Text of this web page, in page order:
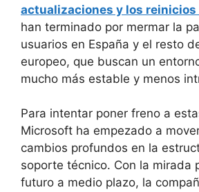
actualizaciones y los reinicios
han terminado por mermar la
usuarios en España y el resto
europeo, que buscan un
mucho más estable y menos
Para intentar poner freno a
Microsoft ha empezado a
cambios profundos en la
soporte técnico. Con la mirada
futuro a medio plazo, la